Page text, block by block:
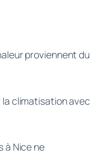
proviennent du
climatisation avec
à Nice ne